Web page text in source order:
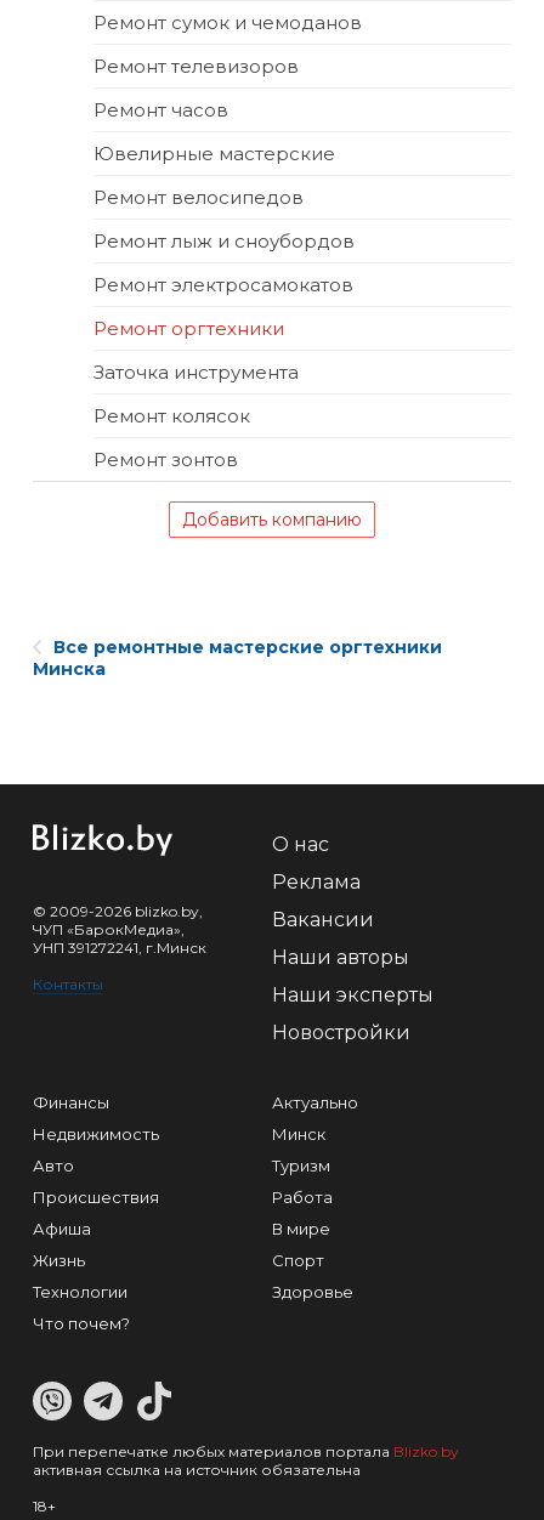
Ремонт сумок и чемоданов
Ремонт телевизоров
Ремонт часов
Ювелирные мастерские
Ремонт велосипедов
Ремонт лыж и сноубордов
Ремонт электросамокатов
Ремонт оргтехники
Заточка инструмента
Ремонт колясок
Ремонт зонтов
Добавить компанию
Все ремонтные мастерские оргтехники
Минска
© 2009-2026 blizko.by,
ЧУП «БарокМедиа»,
УНП 391272241, г.Минск
Контакты
О нас
Реклама
Вакансии
Наши авторы
Наши эксперты
Новостройки
Финансы
Недвижимость
Авто
Происшествия
Афиша
Жизнь
Технологии
Что почем?
Актуально
Минск
Туризм
Работа
В мире
Спорт
Здоровье
При перепечатке любых материалов портала Blizko.by
активная ссылка на источник обязательна
18+